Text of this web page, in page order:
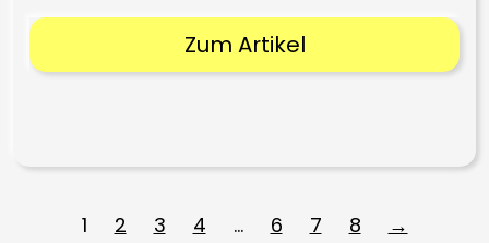
Zum Artikel
1 2 3 4 … 6 7 8 →